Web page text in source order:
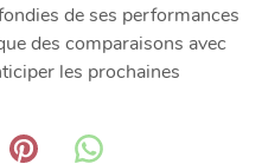
de ses performances
des comparaisons avec
les prochaines